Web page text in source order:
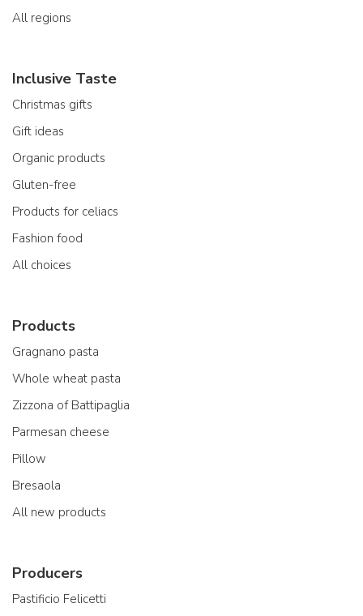
All regions
Inclusive Taste
Christmas gifts
Gift ideas
Organic products
Gluten-free
Products for celiacs
Fashion food
All choices
Products
Gragnano pasta
Whole wheat pasta
Zizzona of Battipaglia
Parmesan cheese
Pillow
Bresaola
All new products
Producers
Pastificio Felicetti